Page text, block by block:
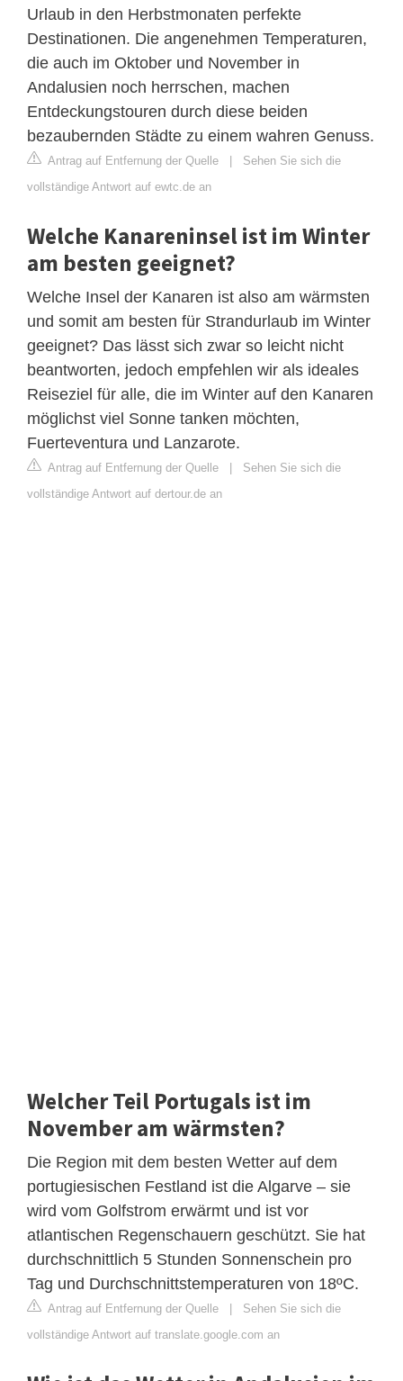
Urlaub in den Herbstmonaten perfekte
Destinationen. Die angenehmen Temperaturen,
die auch im Oktober und November in
Andalusien noch herrschen, machen
Entdeckungstouren durch diese beiden
bezaubernden Städte zu einem wahren Genuss.
Antrag auf Entfernung der Quelle | Sehen Sie sich die
vollständige Antwort auf ewtc.de an
Welche Kanareninsel ist im Winter
am besten geeignet?
Welche Insel der Kanaren ist also am wärmsten
und somit am besten für Strandurlaub im Winter
geeignet? Das lässt sich zwar so leicht nicht
beantworten, jedoch empfehlen wir als ideales
Reiseziel für alle, die im Winter auf den Kanaren
möglichst viel Sonne tanken möchten,
Fuerteventura und Lanzarote.
Antrag auf Entfernung der Quelle | Sehen Sie sich die
vollständige Antwort auf dertour.de an
Welcher Teil Portugals ist im
November am wärmsten?
Die Region mit dem besten Wetter auf dem
portugiesischen Festland ist die Algarve – sie
wird vom Golfstrom erwärmt und ist vor
atlantischen Regenschauern geschützt. Sie hat
durchschnittlich 5 Stunden Sonnenschein pro
Tag und Durchschnittstemperaturen von 18ºC.
Antrag auf Entfernung der Quelle | Sehen Sie sich die
vollständige Antwort auf translate.google.com an